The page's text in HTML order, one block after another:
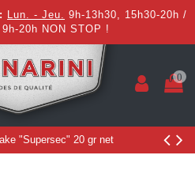
Lun. - Jeu. 9h-13h30, 15h30-20h /
9h-20h NON STOP !
0
"Supersec" 20 gr net